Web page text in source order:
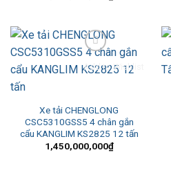
Add to Wishlist
Xe tải CHENGLONG
CSC5310GSS5 4 chân gắn
cẩu KANGLIM KS2825 12 tấn
1,450,000,000₫